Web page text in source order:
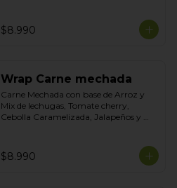
$8.990
Wrap Carne mechada
Carne Mechada con base de Arroz y
Mix de lechugas, Tomate cherry,
Cebolla Caramelizada, Jalapeños y
$8.990